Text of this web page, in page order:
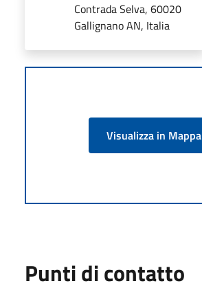
Contrada Selva, 60020
Gallignano AN, Italia
Visualizza in Mappa
Punti di contatto